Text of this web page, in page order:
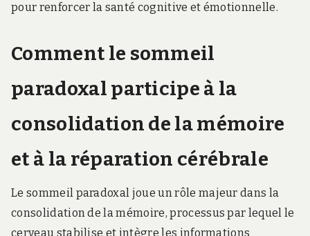
pour renforcer la santé cognitive et émotionnelle.
Comment le sommeil
paradoxal participe à la
consolidation de la mémoire
et à la réparation cérébrale
Le sommeil paradoxal joue un rôle majeur dans la
consolidation de la mémoire, processus par lequel le
cerveau stabilise et intègre les informations